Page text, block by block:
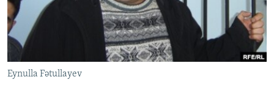
İNFOQRAFIKA
KARIKATURA
AZƏRBAYCAN ƏDƏBIYYATI KITABXANASI
İSLAM VƏ DEMOKRATIYA
İZ - MƏDƏNIYYƏT PROQRAMI
MISSIYAMIZ
PEŞƏ ETIKASI VƏ JURNALISTIKA STANDARTLARIMIZ
MATERIALLARIMIZDAN ISTIFADƏ
AZADLIQRADIOSU MOBIL TELEFONUNUZDA
BIZI IZLƏ
RFE/RL-in bütün saytları
Eynulla Fətullayev